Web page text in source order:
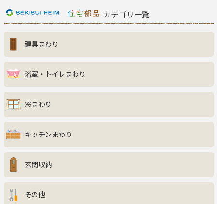
ご利用ガイド よくある質問 お問い合わせ
カテゴリ一覧
建具まわり
浴室・トイレまわり
窓まわり
キッチンまわり
玄関収納
その他